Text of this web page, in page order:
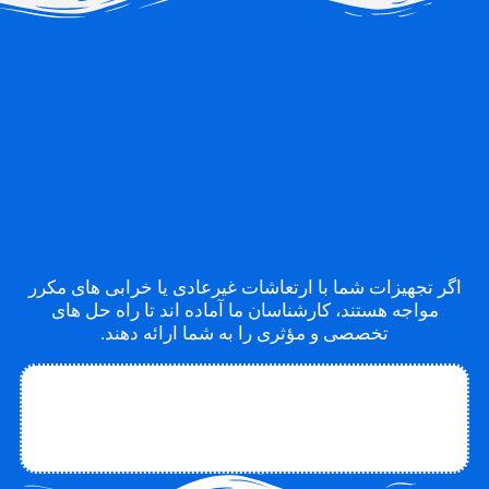
اگر تجهیزات شما با ارتعاشات غیرعادی یا خرابی های مکرر
مواجه هستند، کارشناسان ما آماده اند تا راه حل های
تخصصی و مؤثری را به شما ارائه دهند.